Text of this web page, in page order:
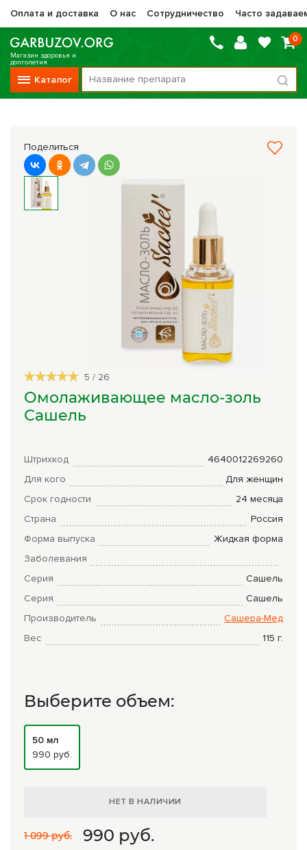
Оплата и доставка О нас Сотрудничество Часто
Магазин здоровья и
долголетия
Каталог
0
Препараты НТК Жизненная Сила
Сашера-Мед
Препараты при онкологии
Прочие фитопрепараты
Травяной чай
Специи
Натуральные растительные масла
Лечебные мази
Средства личной гигиены
Приборы лечебные
Комплексные программы лечения
Поделиться
5 / 26
Омолаживающее масло-золь
Сашель
Штрихкод
4640012269260
Для кого
Для женщин
Срок годности
24 месяца
Страна
Россия
Форма выпуска
Жидкая форма
Заболевания
Серия
Сашель
Серия
Сашель
Производитель
Сашера-Мед
Вес
115 г.
Выберите объем:
50 мл
990 руб.
НЕТ В НАЛИЧИИ
1 099 руб. 990 руб.